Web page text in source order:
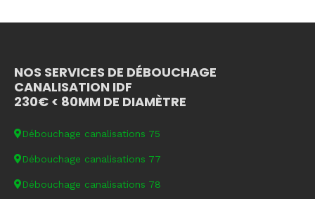
NOS SERVICES DE DÉBOUCHAGE
CANALISATION IDF
230€ < 80MM DE DIAMÈTRE
Débouchage canalisations 75
Débouchage canalisations 77
Débouchage canalisations 78